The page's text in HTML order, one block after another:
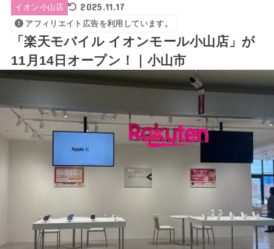
イオン小山店 2025.11.17
アフィリエイト広告を利用しています。
「楽天モバイル イオンモール小山店」が
11月14日オープン！｜小山市